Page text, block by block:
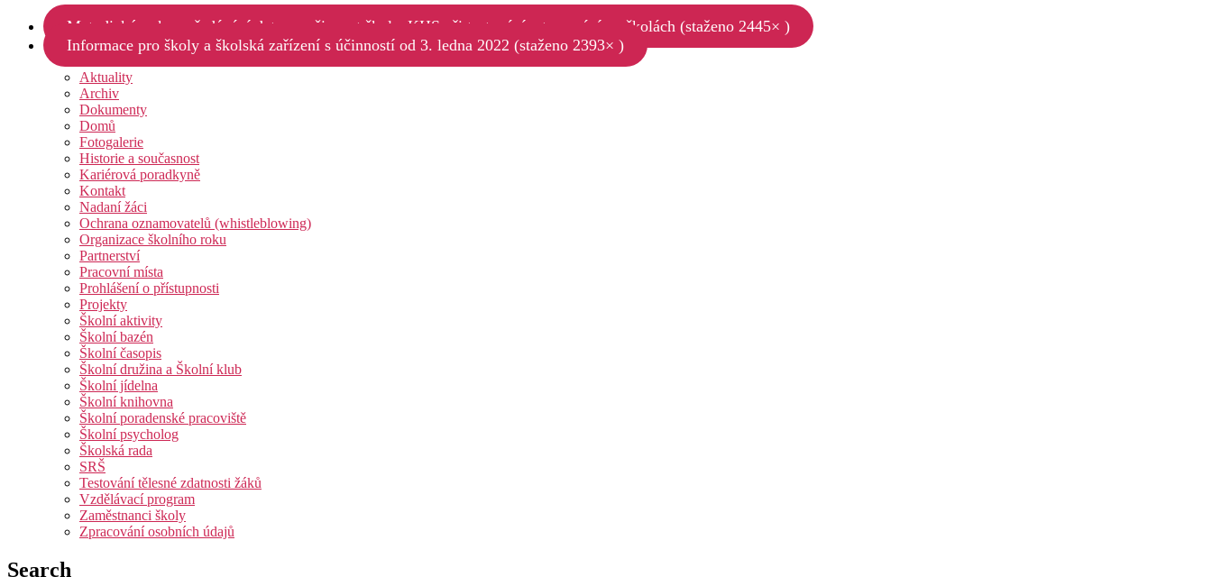
Metodický pokyn předávání dat a součinnost škol s KHS při testování a trasování ve školách (staženo 2445× )
Informace pro školy a školská zařízení s účinností od 3. ledna 2022 (staženo 2393× )
Aktuality
Archiv
Dokumenty
Domů
Fotogalerie
Historie a současnost
Kariérová poradkyně
Kontakt
Nadaní žáci
Ochrana oznamovatelů (whistleblowing)
Organizace školního roku
Partnerství
Pracovní místa
Prohlášení o přístupnosti
Projekty
Školní aktivity
Školní bazén
Školní časopis
Školní družina a Školní klub
Školní jídelna
Školní knihovna
Školní poradenské pracoviště
Školní psycholog
Školská rada
SRŠ
Testování tělesné zdatnosti žáků
Vzdělávací program
Zaměstnanci školy
Zpracování osobních údajů
Search